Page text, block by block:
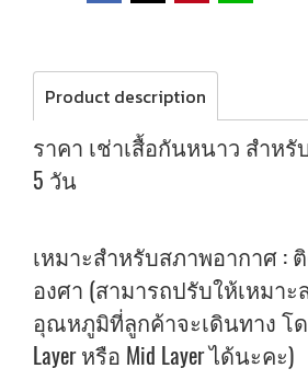
Product description
ราคา เช่าเสื้อกันหนาว สำหรั
5 วัน
เหมาะสำหรับสภาพอากาศ :
องศา (สามารถปรับให้เหมา
อุณหภูมิที่ลูกค้าจะเดินทาง โด
Layer หรือ Mid Layer ได้นะคะ)